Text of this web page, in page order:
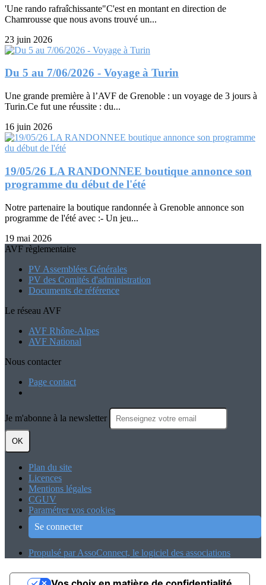
'Une rando rafraîchissante"C'est en montant en direction de
Chamrousse que nous avons trouvé un...
23 juin 2026
Du 5 au 7/06/2026 - Voyage à Turin
Une grande première à l’AVF de Grenoble : un voyage de 3 jours à
Turin.Ce fut une réussite : du...
16 juin 2026
19/05/26 LA RANDONNEE boutique annonce son
programme du début de l'été
Notre partenaire la boutique randonnée à Grenoble annonce son
programme de l'été avec :- Un jeu...
19 mai 2026
AVF règlementaire
PV Assemblées Générales
PV des Comités d'administration
Documents de référence
Le réseau AVF
AVF Rhône-Alpes
AVF National
Nous contacter
Page contact
Je m'abonne à la newsletter
OK
Plan du site
Licences
Mentions légales
CGUV
Paramétrer vos cookies
Se connecter
Propulsé par AssoConnect, le logiciel des associations